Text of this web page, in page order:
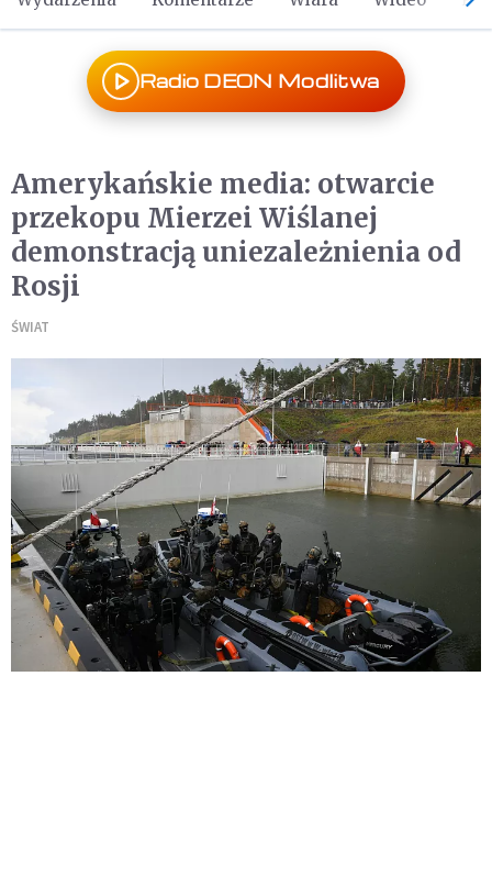
Radio DEON Modlitwa
Amerykańskie media: otwarcie
przekopu Mierzei Wiślanej
demonstracją uniezależnienia od
Rosji
ŚWIAT